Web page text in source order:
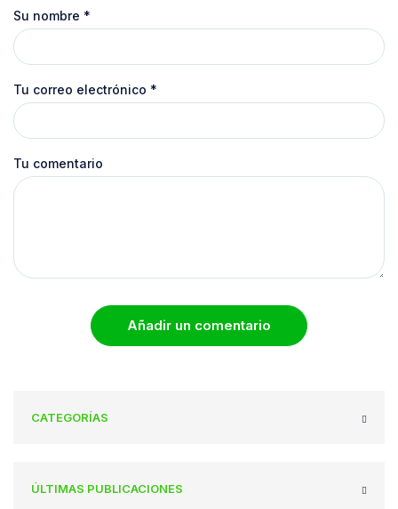
Su nombre *
Tu correo electrónico *
Tu comentario
Añadir un comentario
CATEGORÍAS
ÚLTIMAS PUBLICACIONES